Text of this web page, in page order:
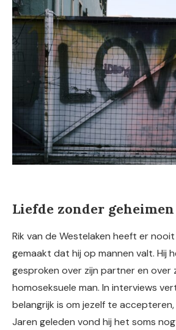
Liefde zonder geheimen
Rik van de Westelaken heeft er
gemaakt dat hij op mannen valt. Hij
gesproken over zijn partner en over
homoseksuele man. In interviews
belangrijk is om jezelf te
Jaren geleden vond hij het soms